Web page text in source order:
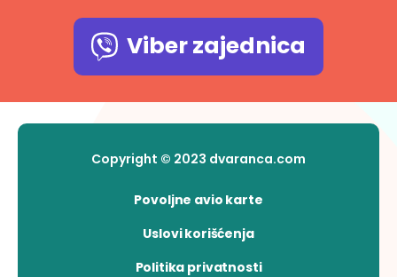
Viber zajednica
Copyright © 2023 dvaranca.com
Povoljne avio karte
Uslovi korišćenja
Politika privatnosti